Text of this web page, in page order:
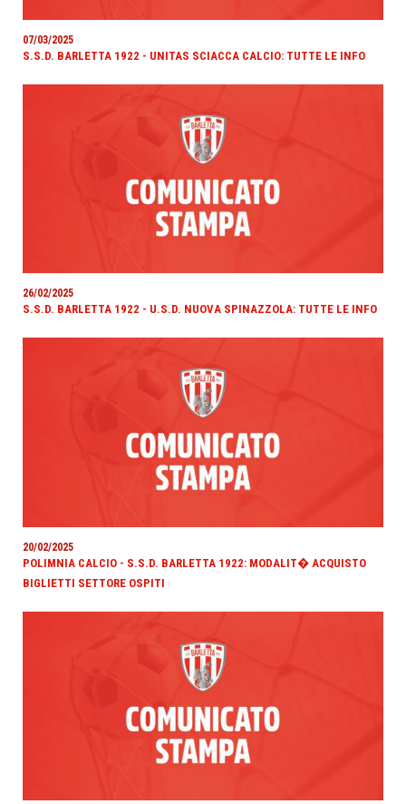
07/03/2025
S.S.D. BARLETTA 1922 - UNITAS SCIACCA CALCIO: TUTTE LE INFO
26/02/2025
S.S.D. BARLETTA 1922 - U.S.D. NUOVA SPINAZZOLA: TUTTE LE INFO
20/02/2025
POLIMNIA CALCIO - S.S.D. BARLETTA 1922: MODALIT� ACQUISTO
BIGLIETTI SETTORE OSPITI